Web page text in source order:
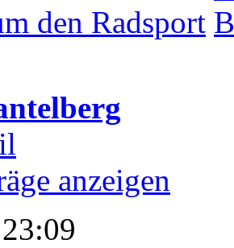
den Radsport
anzeigen
23:09